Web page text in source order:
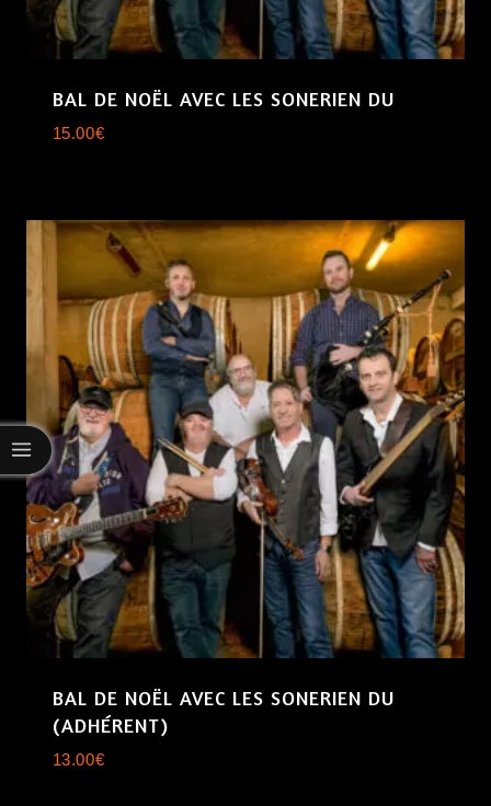
BAL DE NOËL AVEC LES SONERIEN DU
15.00€
BAL DE NOËL AVEC LES SONERIEN DU
(ADHÉRENT)
13.00€